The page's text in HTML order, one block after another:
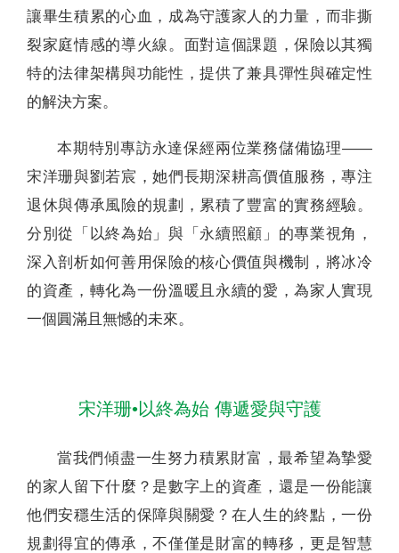
讓畢生積累的心血，成為守護家人的力量，而非撕
裂家庭情感的導火線。面對這個課題，保險以其獨
特的法律架構與功能性，提供了兼具彈性與確定性
的解決方案。
本期特別專訪永達保經兩位業務儲備協理——
宋洋珊與劉若宸，她們長期深耕高價值服務，專注
退休與傳承風險的規劃，累積了豐富的實務經驗。
分別從「以終為始」與「永續照顧」的專業視角，
深入剖析如何善用保險的核心價值與機制，將冰冷
的資產，轉化為一份溫暖且永續的愛，為家人實現
一個圓滿且無憾的未來。
宋洋珊•以終為始 傳遞愛與守護
當我們傾盡一生努力積累財富，最希望為摯愛
的家人留下什麼？是數字上的資產，還是一份能讓
他們安穩生活的保障與關愛？在人生的終點，一份
規劃得宜的傳承，不僅僅是財富的轉移，更是智慧